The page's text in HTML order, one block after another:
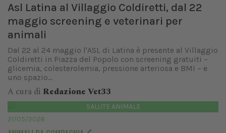
Asl Latina al Villaggio Coldiretti, dal 22
maggio screening e veterinari per
animali
Dal 22 al 24 maggio l'ASL di Latina è presente al Villaggio
Coldiretti in Piazza del Popolo con screening gratuiti –
glicemia, colesterolemia, pressione arteriosa e BMI – e
uno spazio...
A cura di Redazione Vet33
SALUTE ANIMALE
21/05/2026